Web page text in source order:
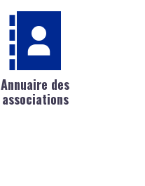
Annuaire des
associations